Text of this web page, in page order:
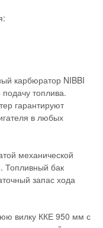
карбюратор NIBBI
топлива.
гарантируют
в любых
механической
Топливный бак
запас хода
вилку ККЕ 950 мм с